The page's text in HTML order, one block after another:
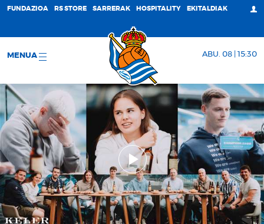
FUNDAZIOA RS STORE SARRERAK HOSPITALITY EKITALDIAK
MENUA ABU. 08 | 15:30